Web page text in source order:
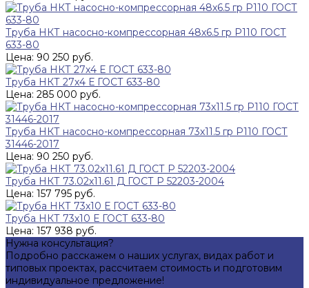
Труба НКТ насосно-компрессорная 48х6.5 гр Р110 ГОСТ
633-80
Цена: 90 250 руб.
Труба НКТ 27х4 Е ГОСТ 633-80
Цена: 285 000 руб.
Труба НКТ насосно-компрессорная 73х11.5 гр Р110 ГОСТ
31446-2017
Цена: 90 250 руб.
Труба НКТ 73.02х11.61 Д ГОСТ Р 52203-2004
Цена: 157 795 руб.
Труба НКТ 73х10 Е ГОСТ 633-80
Цена: 157 938 руб.
Нужна консультация?
Подробно расскажем о наших услугах, видах работ и
типовых проектах, рассчитаем стоимость и подготовим
индивидуальное предложение!